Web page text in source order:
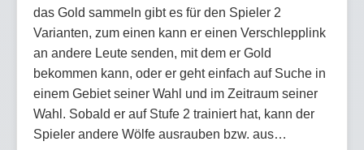
das Gold sammeln gibt es für den Spieler 2
Varianten, zum einen kann er einen Verschlepplink
an andere Leute senden, mit dem er Gold
bekommen kann, oder er geht einfach auf Suche in
einem Gebiet seiner Wahl und im Zeitraum seiner
Wahl. Sobald er auf Stufe 2 trainiert hat, kann der
Spieler andere Wölfe ausrauben bzw. aus…